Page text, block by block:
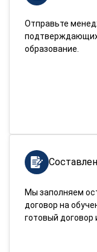
Отправьте
образование.
Мы заполняем
договор на
готовый договор